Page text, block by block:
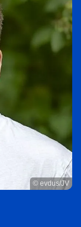
© evdus/JV